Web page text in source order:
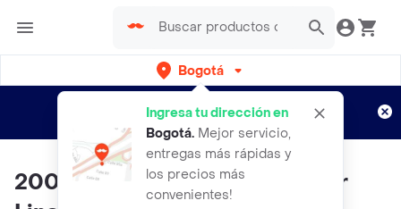
Bogotá
Ingresa tu dirección en
Bogotá. Mejor servicio,
entregas más rápidas y
los precios más
convenientes!
envíos gratis por semanas
Aplican TyC
200 Semillas Orgánicas De Flor